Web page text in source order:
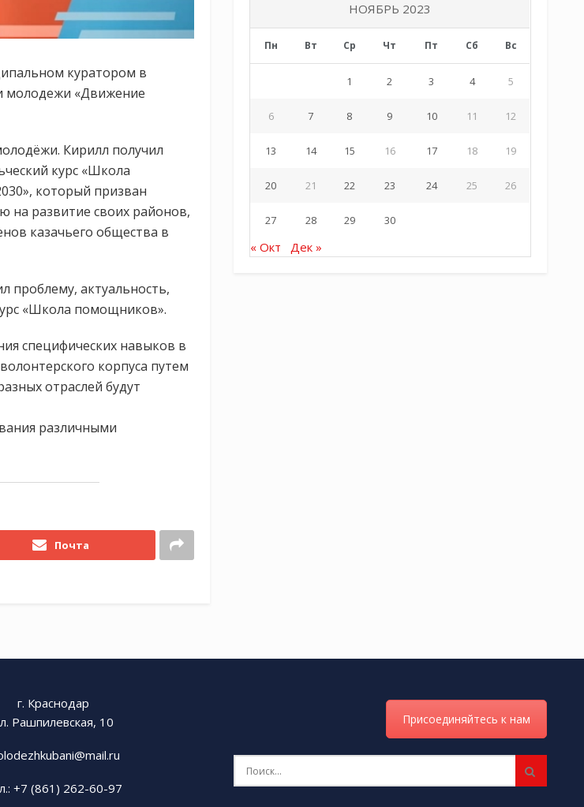
куратором в
молодежи «Движение
Кирилл получил
курс «Школа
который призван
на развитие своих районов,
казачьего общества в
проблему, актуальность,
«Школа помощников».
специфических навыков в
корпуса путем
отраслей будут
различными
Почта
НОЯБРЬ 2023
Пн Вт Ср Чт Пт Сб Вс
1 2 3 4 5
6 7 8 9 10 11 12
13 14 15 16 17 18 19
20 21 22 23 24 25 26
27 28 29 30
« Окт Дек »
г. Краснодар
Рашпилевская, 10
+7 (861) 262-60-97
Присоединяйтесь к нам